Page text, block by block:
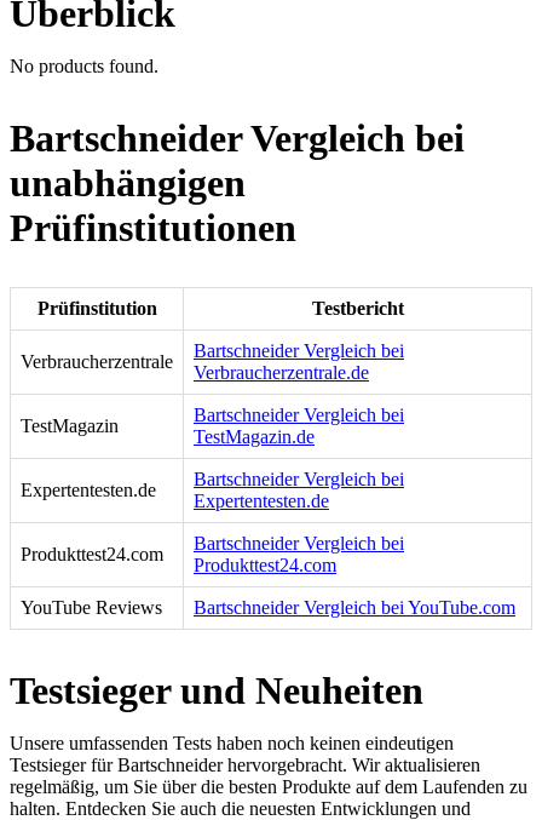
Überblick
No products found.
Bartschneider Vergleich bei
unabhängigen
Prüfinstitutionen
Prüfinstitution Testbericht
Verbraucherzentrale
Bartschneider Vergleich bei
Verbraucherzentrale.de
TestMagazin
Bartschneider Vergleich bei
TestMagazin.de
Expertentesten.de
Bartschneider Vergleich bei
Expertentesten.de
Produkttest24.com
Bartschneider Vergleich bei
Produkttest24.com
YouTube Reviews Bartschneider Vergleich bei YouTube.com
Testsieger und Neuheiten
Unsere umfassenden Tests haben noch keinen eindeutigen
Testsieger für Bartschneider hervorgebracht. Wir aktualisieren
regelmäßig, um Sie über die besten Produkte auf dem Laufenden zu
halten. Entdecken Sie auch die neuesten Entwicklungen und